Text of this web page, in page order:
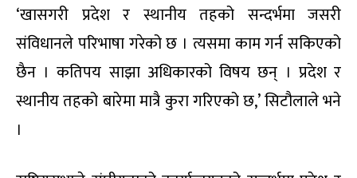
‘खासगरी प्रदेश र स्थानीय तहको सन्दर्भमा जसरी
संविधानले परिभाषा गरेको छ । त्यसमा काम गर्न सकिएको
छैन । कतिपय साझा अधिकारको विषय छन् । प्रदेश र
स्थानीय तहको बारेमा मात्रै कुरा गरिएको छ,’ सिटौलाले भने
।